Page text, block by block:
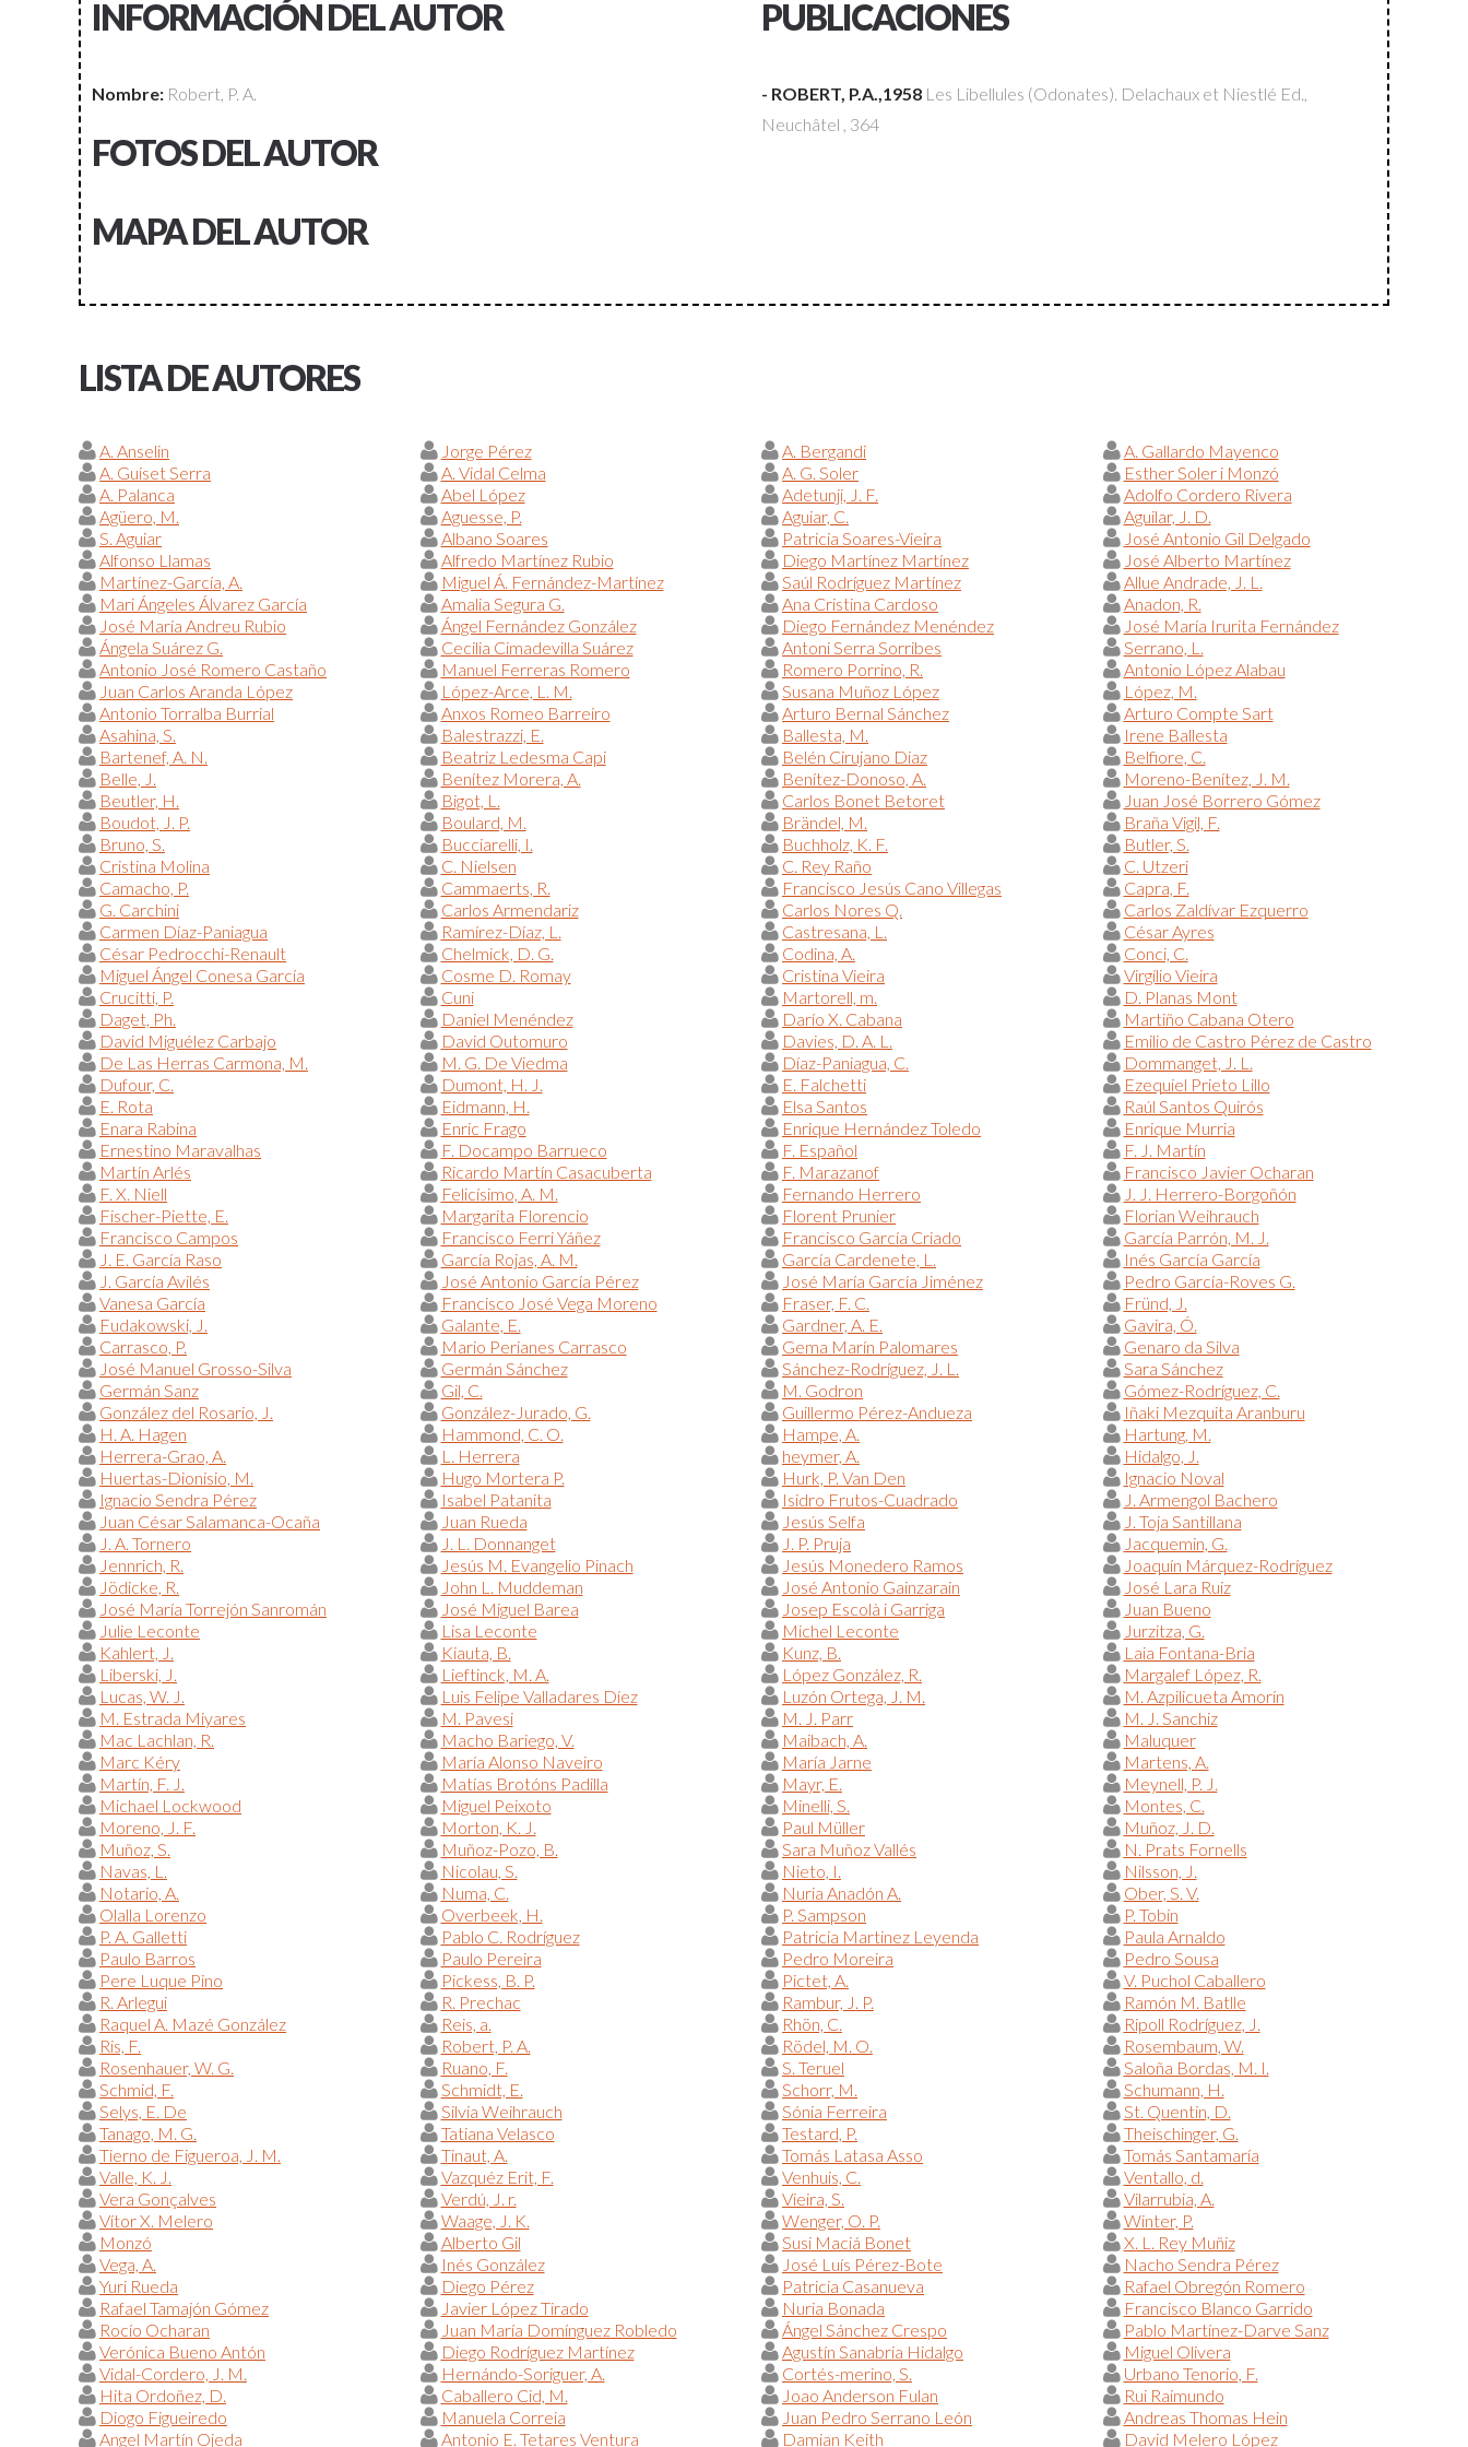
INFORMACIÓN DEL AUTOR
Nombre: Robert, P. A.
FOTOS DEL AUTOR
MAPA DEL AUTOR
PUBLICACIONES
- ROBERT, P.A.,1958 Les Libellules (Odonates). Delachaux et Niestlé Ed.,
Neuchâtel , 364
LISTA DE AUTORES
A. Anselin Jorge Pérez A. Bergandi
A. Gallardo Mayenco
A. Guiset Serra
A. Vidal Celma A. G. Soler
Esther Soler i Monzó
A. Palanca
Abel López Adetunji, J. F.
Adolfo Cordero Rivera
Agüero, M.
Aguesse, P. Aguiar, C.
Aguilar, J. D.
S. Aguiar
Albano Soares Patricia Soares-Vieira
José Antonio Gil Delgado
Alfonso Llamas
Alfredo Martínez Rubio Diego Martínez Martínez
José Alberto Martínez
Martínez-García, A.
Miguel Á. Fernández-Martínez Saúl Rodríguez Martínez
Allue Andrade, J. L.
Mari Ángeles Álvarez García
Amalia Segura G. Ana Cristina Cardoso
Anadon, R.
José María Andreu Rubio
Ángel Fernández González Diego Fernández Menéndez
José María Irurita Fernández
Ángela Suárez G.
Cecilia Cimadevilla Suárez Antoni Serra Sorribes
Serrano, L.
Antonio José Romero Castaño
Manuel Ferreras Romero Romero Porrino, R.
Antonio López Alabau
Juan Carlos Aranda López
López-Arce, L. M. Susana Muñoz López
López, M.
Antonio Torralba Burrial
Anxos Romeo Barreiro Arturo Bernal Sánchez
Arturo Compte Sart
Asahina, S.
Balestrazzi, E. Ballesta, M.
Irene Ballesta
Bartenef, A. N.
Beatriz Ledesma Capi Belén Cirujano Diaz
Belfiore, C.
Belle, J.
Benítez Morera, A. Benítez-Donoso, A.
Moreno-Benítez, J. M.
Beutler, H.
Bigot, L. Carlos Bonet Betoret
Juan José Borrero Gómez
Boudot, J. P.
Boulard, M. Brändel, M.
Braña Vigil, F.
Bruno, S.
Bucciarelli, I. Buchholz, K. F.
Butler, S.
Cristina Molina
C. Nielsen C. Rey Raño
C. Utzeri
Camacho, P.
Cammaerts, R. Francisco Jesús Cano Villegas
Capra, F.
G. Carchini
Carlos Armendariz Carlos Nores Q.
Carlos Zaldívar Ezquerro
Carmen Díaz-Paniagua
Ramírez-Díaz, L. Castresana, L.
César Ayres
César Pedrocchi-Renault
Chelmick, D. G. Codina, A.
Conci, C.
Miguel Ángel Conesa García
Cosme D. Romay Cristina Vieira
Virgílio Vieira
Crucitti, P.
Cuni Martorell, m.
D. Planas Mont
Daget, Ph.
Daniel Menéndez Darío X. Cabana
Martiño Cabana Otero
David Miguélez Carbajo
David Outomuro Davies, D. A. L.
Emilio de Castro Pérez de Castro
De Las Herras Carmona, M.
M. G. De Viedma Díaz-Paniagua, C.
Dommanget, J. L.
Dufour, C.
Dumont, H. J. E. Falchetti
Ezequiel Prieto Lillo
E. Rota
Eidmann, H. Elsa Santos
Raúl Santos Quirós
Enara Rabina
Enric Frago Enrique Hernández Toledo
Enrique Murria
Ernestino Maravalhas
F. Docampo Barrueco F. Español
F. J. Martín
Martín Arlés
Ricardo Martín Casacuberta F. Marazanof
Francisco Javier Ocharan
F. X. Niell
Felicísimo, A. M. Fernando Herrero
J. J. Herrero-Borgoñón
Fischer-Piette, E.
Margarita Florencio Florent Prunier
Florian Weihrauch
Francisco Campos
Francisco Ferri Yáñez Francisco García Criado
García Parrón, M. J.
J. E. García Raso
García Rojas, A. M. García Cardenete, L.
Inés García García
J. García Avilés
José Antonio García Pérez José María García Jiménez
Pedro García-Roves G.
Vanesa García
Francisco José Vega Moreno Fraser, F. C.
Fründ, J.
Fudakowski, J.
Galante, E. Gardner, A. E.
Gavira, Ó.
Carrasco, P.
Mario Perianes Carrasco Gema Marín Palomares
Genaro da Silva
José Manuel Grosso-Silva
Germán Sánchez Sánchez-Rodríguez, J. L.
Sara Sánchez
Germán Sanz
Gil, C. M. Godron
Gómez-Rodríguez, C.
González del Rosario, J.
González-Jurado, G. Guillermo Pérez-Andueza
Iñaki Mezquita Aranburu
H. A. Hagen
Hammond, C. O. Hampe, A.
Hartung, M.
Herrera-Grao, A.
L. Herrera heymer, A.
Hidalgo, J.
Huertas-Dionisio, M.
Hugo Mortera P. Hurk, P. Van Den
Ignacio Noval
Ignacio Sendra Pérez
Isabel Patanita Isidro Frutos-Cuadrado
J. Armengol Bachero
Juan César Salamanca-Ocaña
Juan Rueda Jesús Selfa
J. Toja Santillana
J. A. Tornero
J. L. Donnanget J. P. Pruja
Jacquemin, G.
Jennrich, R.
Jesús M. Evangelio Pinach Jesús Monedero Ramos
Joaquín Márquez-Rodríguez
Jödicke, R.
John L. Muddeman José Antonio Gainzarain
José Lara Ruiz
José María Torrejón Sanromán
José Miguel Barea Josep Escolà i Garriga
Juan Bueno
Julie Leconte
Lisa Leconte Michel Leconte
Jurzitza, G.
Kahlert, J.
Kiauta, B. Kunz, B.
Laia Fontana-Bria
Liberski, J.
Lieftinck, M. A. López González, R.
Margalef López, R.
Lucas, W. J.
Luis Felipe Valladares Díez Luzón Ortega, J. M.
M. Azpilicueta Amorín
M. Estrada Miyares
M. Pavesi M. J. Parr
M. J. Sanchiz
Mac Lachlan, R.
Macho Bariego, V. Maibach, A.
Maluquer
Marc Kéry
María Alonso Naveiro María Jarne
Martens, A.
Martín, F. J.
Matías Brotóns Padilla Mayr, E.
Meynell, P. J.
Michael Lockwood
Miguel Peixoto Minelli, S.
Montes, C.
Moreno, J. F.
Morton, K. J. Paul Müller
Muñoz, J. D.
Muñoz, S.
Muñoz-Pozo, B. Sara Muñoz Vallés
N. Prats Fornells
Navas, L.
Nicolau, S. Nieto, I.
Nilsson, J.
Notario, A.
Numa, C. Nuria Anadón A.
Ober, S. V.
Olalla Lorenzo
Overbeek, H. P. Sampson
P. Tobin
P. A. Galletti
Pablo C. Rodríguez Patricia Martinez Leyenda
Paula Arnaldo
Paulo Barros
Paulo Pereira Pedro Moreira
Pedro Sousa
Pere Luque Pino
Pickess, B. P. Pictet, A.
V. Puchol Caballero
R. Arlegui
R. Prechac Rambur, J. P.
Ramón M. Batlle
Raquel A. Mazé González
Reis, a. Rhön, C.
Ripoll Rodríguez, J.
Ris, F.
Robert, P. A. Rödel, M. O.
Rosembaum, W.
Rosenhauer, W. G.
Ruano, F. S. Teruel
Saloña Bordas, M. I.
Schmid, F.
Schmidt, E. Schorr, M.
Schumann, H.
Selys, E. De
Silvia Weihrauch Sónia Ferreira
St. Quentin, D.
Tanago, M. G.
Tatiana Velasco Testard, P.
Theischinger, G.
Tierno de Figueroa, J. M.
Tinaut, A. Tomás Latasa Asso
Tomás Santamaría
Valle, K. J.
Vazquéz Erit, F. Venhuis, C.
Ventallo, d.
Vera Gonçalves
Verdú, J. r. Vieira, S.
Vilarrubia, A.
Vítor X. Melero
Waage, J. K. Wenger, O. P.
Winter, P.
Monzó
Alberto Gil Susi Maciá Bonet
X. L. Rey Muñiz
Vega, A.
Inés González José Luís Pérez-Bote
Nacho Sendra Pérez
Yuri Rueda
Diego Pérez Patricia Casanueva
Rafael Obregón Romero
Rafael Tamajón Gómez
Javier López Tirado Nuria Bonada
Francisco Blanco Garrido
Rocío Ocharan
Juan María Domínguez Robledo Ángel Sánchez Crespo
Pablo Martínez-Darve Sanz
Verónica Bueno Antón
Diego Rodríguez Martínez Agustín Sanabria Hidalgo
Miguel Olivera
Vidal-Cordero, J. M.
Hernándo-Soriguer, A. Cortés-merino, S.
Urbano Tenorio, F.
Hita Ordoñez, D.
Caballero Cid, M. Joao Anderson Fulan
Rui Raimundo
Diogo Figueiredo
Manuela Correia Juan Pedro Serrano León
Andreas Thomas Hein
Angel Martín Ojeda
Antonio E. Tetares Ventura Damian Keith David Melero López